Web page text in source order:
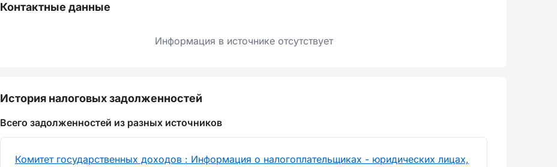
Контактные данные
Информация в источнике отсутствует
История налоговых задолженностей
Всего задолженностей из разных источников
Комитет государственных доходов : Информация о налогоплательщиках - юридических лицах,